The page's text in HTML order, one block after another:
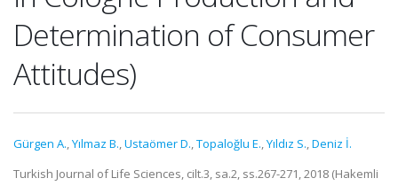
Determination of Consumer
Attitudes)
Gürgen A.,Yılmaz B.,Ustaömer D.,Topaloğlu E.,Yıldız S.,Deniz İ.
Turkish Journal of Life Sciences, cilt.3, sa.2, ss.267-271, 2018 (Hakemli